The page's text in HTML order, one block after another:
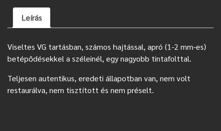
Leírás
Viseltes VG tartásban, számos hajtással, apró (1-2 mm-es)
betépődésekkel a széleinél, egy nagyobb tintafolttal.
Teljesen autentikus, eredeti állapotban van, nem volt
restaurálva, nem tisztított és nem préselt.